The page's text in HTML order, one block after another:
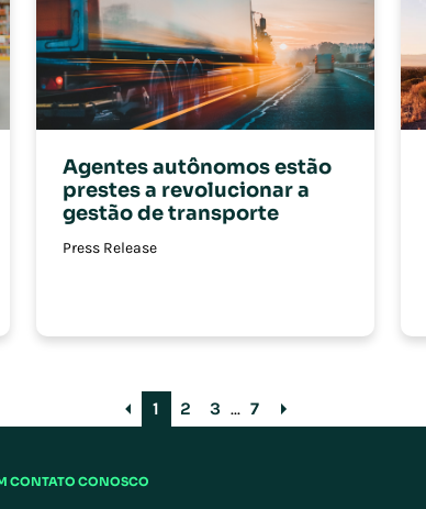
Agentes autônomos estão
prestes a revolucionar a
gestão de transporte
Press Release
1 2 3 ... 7
CONTATO CONOSCO